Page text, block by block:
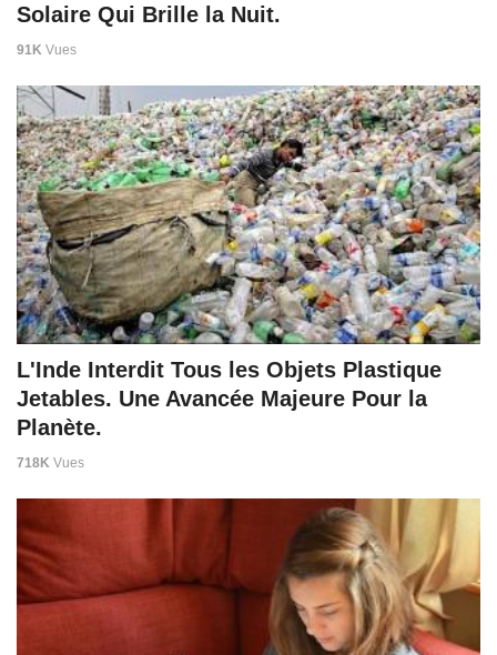
Solaire Qui Brille la Nuit.
91K Vues
L'Inde Interdit Tous les Objets Plastique
Jetables. Une Avancée Majeure Pour la
Planète.
718K Vues